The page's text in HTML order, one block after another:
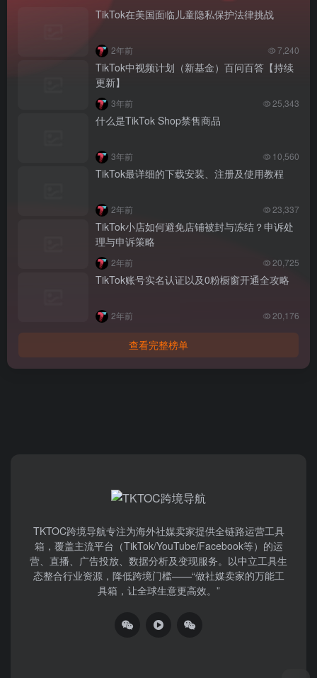
TikTok在美国面临儿童隐私保护法律挑战
2年前 7,240
TikTok中视频计划（新基金）百问百答【持续
更新】
3年前 25,343
什么是TikTok Shop禁售商品
3年前 10,560
TikTok最详细的下载安装、注册及使用教程
2年前 23,337
TikTok小店如何避免店铺被封与冻结？申诉处
理与申诉策略
2年前 20,725
TikTok账号实名认证以及0粉橱窗开通全攻略
2年前 20,176
查看完整榜单
TKTOC跨境导航​专注为海外社媒卖家提供全链路运营工具
箱，覆盖主流平台（TikTok/YouTube/Facebook等）​的运
营、直播、广告投放、数据分析及变现服务。以中立工具生
态整合行业资源，降低跨境门槛——“做社媒卖家的万能工
具箱，让全球生意更高效。”